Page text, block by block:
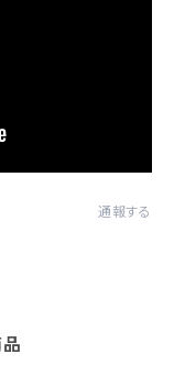
通報する